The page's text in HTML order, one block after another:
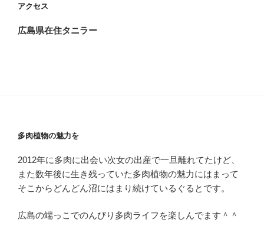
ン
アクセス
広島県在住タニラー
多肉植物の魅力を
2012年に多肉に出会い次女の出産で一旦離れてたけど、
また数年後に生き残っていた多肉植物の魅力にはまって
そこからどんどん沼にはまり続けているぐるとです。
広島の端っこでのんびり多肉ライフを楽しんでます＾＾